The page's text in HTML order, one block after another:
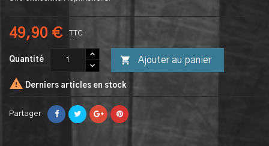
49,90 € TTC
Quantité  Ajouter au panier
 Derniers articles en stock
Partager